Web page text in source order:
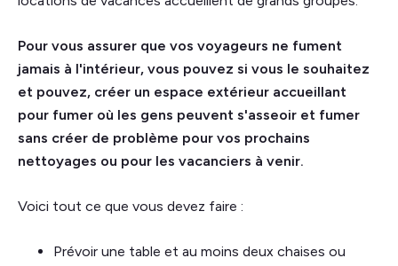
Pour vous assurer que vos voyageurs ne fument
jamais à l'intérieur, vous pouvez si vous le souhaitez
et pouvez, créer un espace extérieur accueillant
pour fumer où les gens peuvent s'asseoir et fumer
sans créer de problème pour vos prochains
nettoyages ou pour les vacanciers à venir.
Voici tout ce que vous devez faire :
Prévoir une table et au moins deux chaises ou